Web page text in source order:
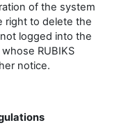
of the system
right to delete the
logged into the
RUBIKS
notice.